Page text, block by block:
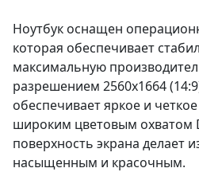
Ноутбук оснащен
которая обеспечивает
максимальную
разрешением 2560x1664
обеспечивает яркое и
широким цветовым охватом
поверхность экрана делает
насыщенным и красочным.